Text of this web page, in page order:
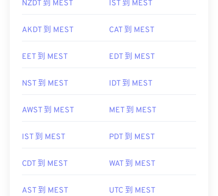
NZDT 到 MEST IST 到 MEST
AKDT 到 MEST CAT 到 MEST
EET 到 MEST EDT 到 MEST
NST 到 MEST IDT 到 MEST
AWST 到 MEST MET 到 MEST
IST 到 MEST PDT 到 MEST
CDT 到 MEST WAT 到 MEST
AST 到 MEST UTC 到 MEST